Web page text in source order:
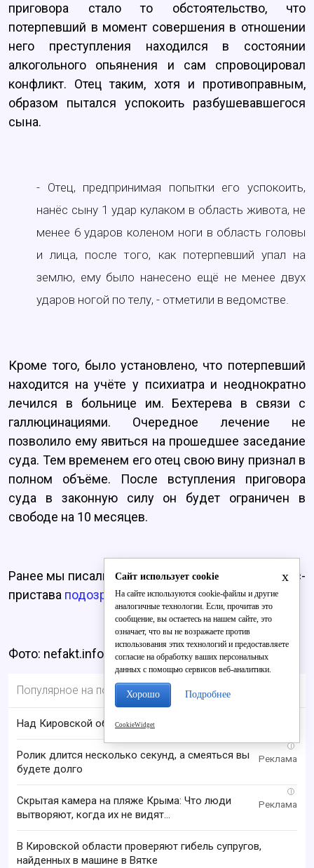
приговора стало то обстоятельство, что
потерпевший в момент совершения в отношении
него преступления находился в состоянии
алкогольного опьянения и сам спровоцировал
конфликт. Отец таким, хотя и противоправным,
образом пытался успокоить разбушевавшегося
сына.
- Отец, предпринимая попытки его успокоить,
нанёс сыну 1 удар кулаком в область живота, не
менее 6 ударов коленом ноги в область головы
и лица, после того, как потерпевший упал на
землю, ему было нанесено ещё не менее двух
ударов ногой по телу, - отметили в ведомстве.
Кроме того, было установлено, что потерпевший
находится на учёте у психиатра и неоднократно
лечился в больнице им. Бехтерева в связи с
галлюцинациями. Очередное лечение не
позволило ему явиться на прошедшее заседание
суда. Тем временем его отец свою вину признал в
полном объёме. После вступления приговора
суда в законную силу он будет ограничен в
свободе на 10 месяцев.
Ранее мы писали о том, что в Кирово-Чепецке экс-
пристава подозревают в «прощении» долгов.
Фото: nefakt.info
Популярное на портале
Над Кировской областью сбили БПЛА
i
Ролик длится несколько секунд, а смеяться вы
будете долго
i
Скрытая камера на пляже Крыма: Что люди
вытворяют, когда их не видят...
В Кировской области проверяют гибель супругов,
найденных в машине в Вятке
x
Сайт использует cookie
На сайте используются cookie-файлы и другие
аналогичные технологии. Если, прочитав это
сообщение, вы остаетесь на нашем сайте, это
означает, что вы не возражаете против
использования этих технологий и предоставляете
согласие на обработку ваших персональных
данных с помощью сервисов веб-аналитики.
Хорошо Подробнее
CookieWidget